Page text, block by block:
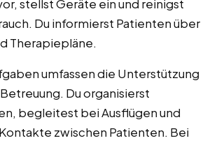
stellst Geräte ein und reinigst
Du informierst Patienten über
Therapiepläne.
umfassen die Unterstützung
Du organisierst
begleitest bei Ausflügen und
zwischen Patienten. Bei